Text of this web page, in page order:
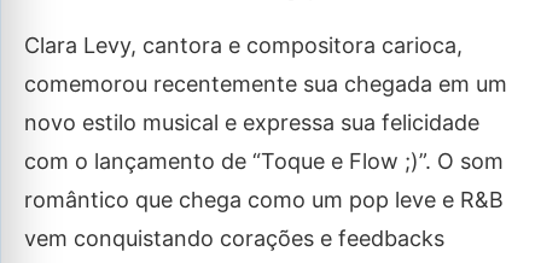
Clara Levy, cantora e compositora carioca,
comemorou recentemente sua chegada em um
novo estilo musical e expressa sua felicidade
com o lançamento de “Toque e Flow ;)”. O som
romântico que chega como um pop leve e R&B
vem conquistando corações e feedbacks